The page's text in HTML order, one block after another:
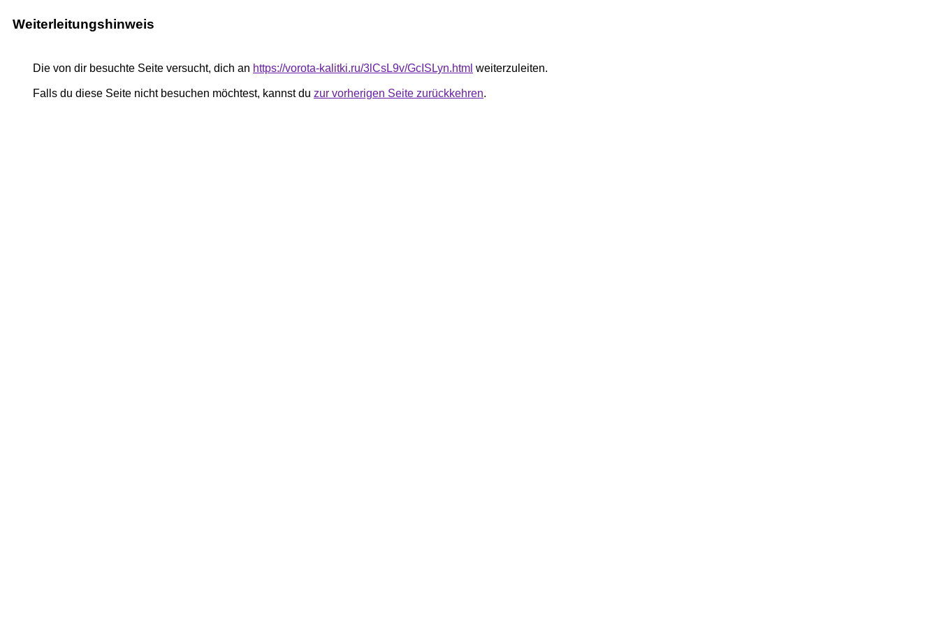
Weiterleitungshinweis
Die von dir besuchte Seite versucht, dich an https://vorota-kalitki.ru/3lCsL9v/GcISLyn.html weiterzuleiten.
Falls du diese Seite nicht besuchen möchtest, kannst du zur vorherigen Seite zurückkehren.